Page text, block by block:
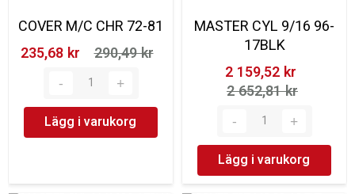
COVER M/C CHR 72-81
235,68 kr‎
290,49 kr‎
Lägg i varukorg
MASTER CYL 9/16 96-
17BLK
2 159,52 kr‎
2 652,81 kr‎
Lägg i varukorg